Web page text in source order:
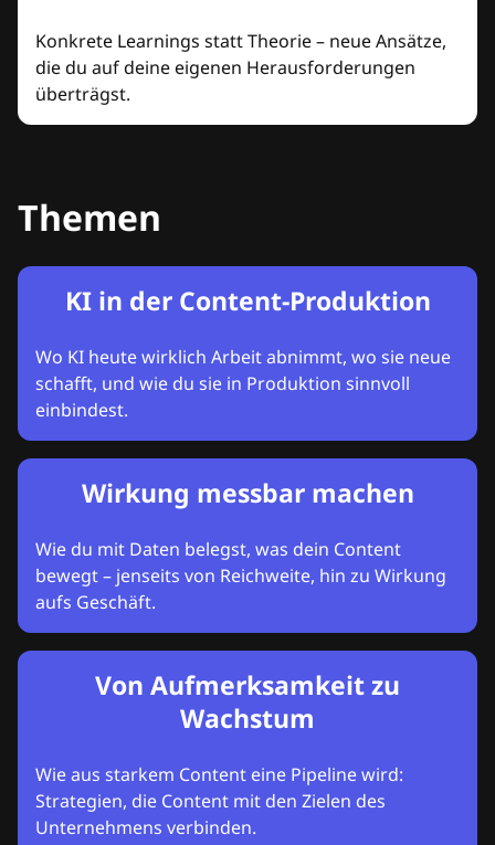
Konkrete Learnings statt Theorie – neue Ansätze,
die du auf deine eigenen Herausforderungen
überträgst.
Themen
KI in der Content-Produktion
Wo KI heute wirklich Arbeit abnimmt, wo sie neue
schafft, und wie du sie in Produktion sinnvoll
einbindest.
Wirkung messbar machen
Wie du mit Daten belegst, was dein Content
bewegt – jenseits von Reichweite, hin zu Wirkung
aufs Geschäft.
Von Aufmerksamkeit zu
Wachstum
Wie aus starkem Content eine Pipeline wird:
Strategien, die Content mit den Zielen des
Unternehmens verbinden.